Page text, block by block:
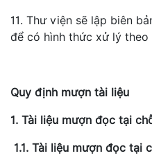
11. Thư viện sẽ lập biên
để có hình thức xử lý theo
Quy định mượn tài liệu
1. Tài liệu mượn đọc tại
1.1. Tài liệu mượn đọc tại